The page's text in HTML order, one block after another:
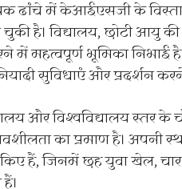
ढांचे में केआईएसजी के
है। विद्यालय, छोटी आयु
में महत्वपूर्ण भूमिका निभाई
सुविधाएं और प्रदर्शन
और विश्वविद्यालय स्तर के
का प्रमाण है। अपनी
हैं, जिनमें छह युवा खेल,